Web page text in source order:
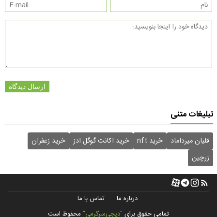
ارسال دیدگاه
تبلیغات متنی
قلیان میرداماد خرید nft خرید اکانت گوگل ادز
خرید زعفران
زرچین
درباره ما
تماس با ما
تمامی حقوق برای "دیجی‌سرگرمی" محفوظ است